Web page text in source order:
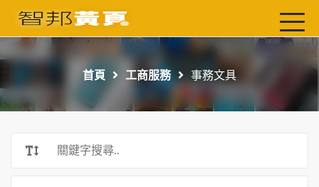
首頁
最新店家
吃喝玩樂
玩樂導航主題行程
首頁 工商服務 事務文具